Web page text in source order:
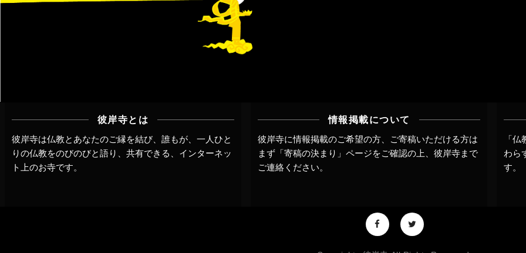
彼岸寺とは
彼岸寺は仏教とあなたのご縁を結び、誰もが、一人ひと
りの仏教をのびのびと語り、共有できる、インターネッ
ト上のお寺です。
情報掲載について
彼岸寺に情報掲載のご希望の方、ご寄稿いただける方は
まず 「寄稿の決まり」ページをご確認の上、彼岸寺まで
ご連絡 ください。
「
わら
す。